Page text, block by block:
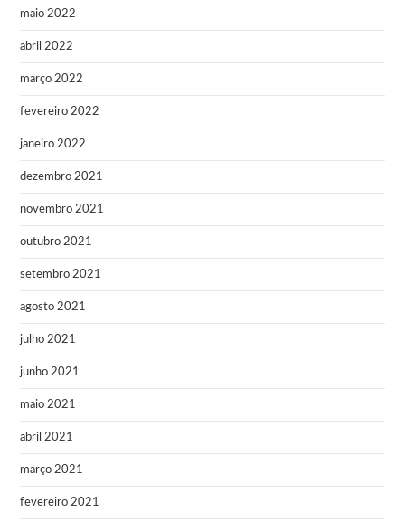
maio 2022
abril 2022
março 2022
fevereiro 2022
janeiro 2022
dezembro 2021
novembro 2021
outubro 2021
setembro 2021
agosto 2021
julho 2021
junho 2021
maio 2021
abril 2021
março 2021
fevereiro 2021